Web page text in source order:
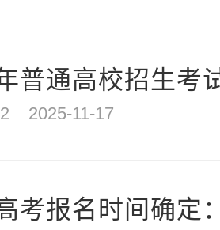
普通高校招生考
2025-11-17
考报名时间确定